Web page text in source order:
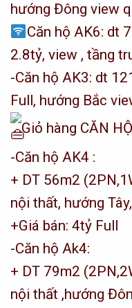
hướng Đông view
Căn hộ AK6: dt
2.8tỷ, view , tầng
-Căn hộ AK3: dt
Full, hướng Bắc
Giỏ hàng CĂN
-Căn hộ AK4 :
+ DT 56m2
nội thất, hướng
+Giá bán: 4tỷ Full
-Căn hộ Ak4:
+ DT 79m2
nội thất ,hướng